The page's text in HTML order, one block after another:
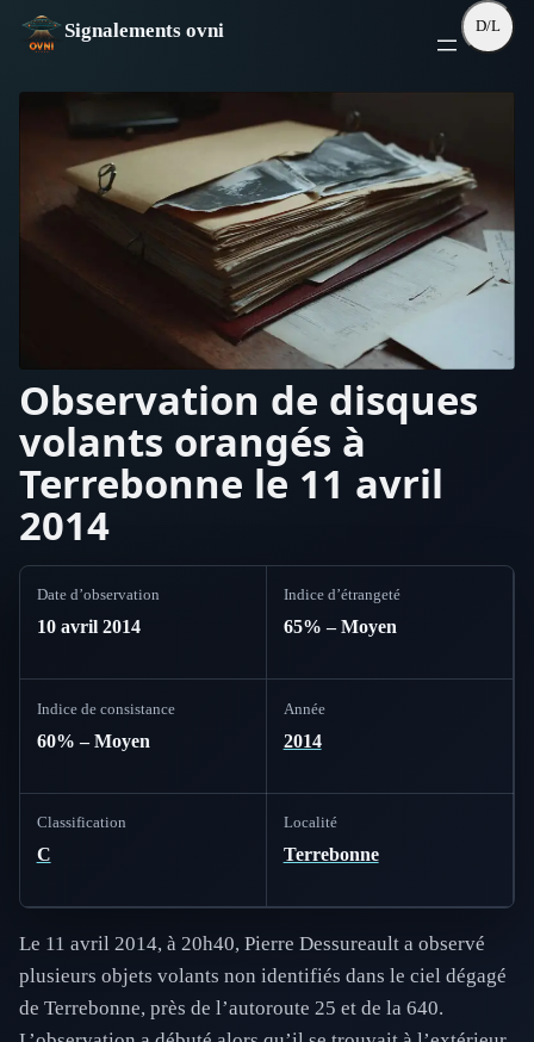
Aller
Signalements ovni D/L
Observation de disques
volants orangés à
Terrebonne le 11 avril
2014
Date d’observation
10 avril 2014
Indice d’étrangeté
65% – Moyen
Indice de consistance
60% – Moyen
Année
2014
Classification
C
Localité
Terrebonne
Le 11 avril 2014, à 20h40, Pierre Dessureault a observé
plusieurs objets volants non identifiés dans le ciel dégagé
de Terrebonne, près de l’autoroute 25 et de la 640.